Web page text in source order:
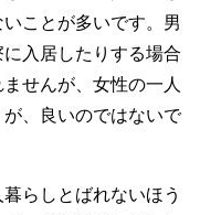
ことが多いです。男
入居したりする場合
せんが、女性の一人
、良いのではないで
らしとばれないほう